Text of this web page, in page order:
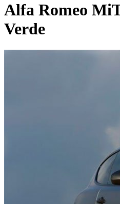
Alfa Romeo
Verde